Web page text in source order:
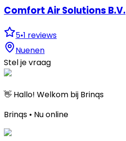
Comfort Air Solutions B.V.
5•1 reviews
Nuenen
Stel je vraag
👋 Hallo! Welkom bij Brinqs
Brinqs • Nu online